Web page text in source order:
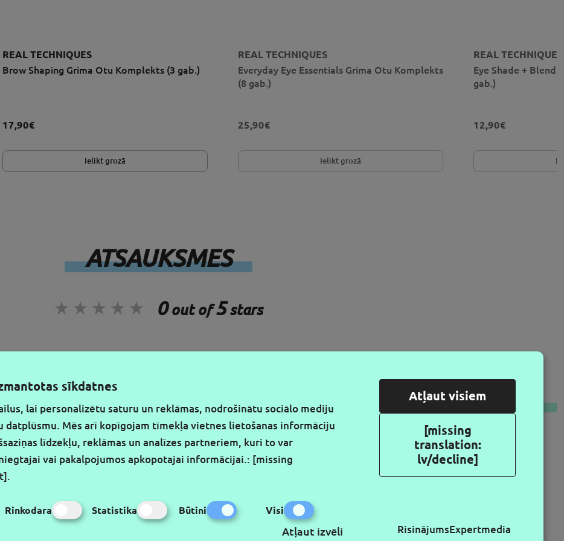
REAL TECHNIQUES
Brow Shaping Grima Otu Komplekts (3 gab.)
17,90€
Ielikt grozā
REAL TECHNIQUES
Everyday Eye Essentials Grima Otu Komplekts
(8 gab.)
25,90€
Ielikt grozā
REAL TECHNIQUES
Eye Shade + Blend
gab.)
12,90€
ATSAUKSMES
0out of5stars
PIRMIEJI SEKO MUMS
sīkdatnes
lai personalizētu saturu un reklāmas, nodrošinātu sociālo mediju
datplūsmu. Mēs arī kopīgojam tīmekļa vietnes lietošanas informāciju
līdzekļu, reklāmas un analīzes partneriem, kuri to var
vai pakalpojumos apkopotajai informācijai.: [missing
.
Rinkodara Statistika Būtini Visi
Atļaut izvēli
[missing
translation:
lv/decline]
Atļaut visiem
RisinājumsExpertmedia